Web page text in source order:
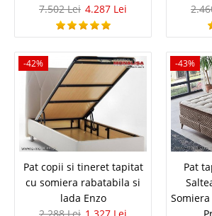
Lux
Pat tapitat Modern Shine Elegant de Lux cu Lada
optional saltea Pocket⭐ Piesa de rezistenta in
elegant de lux este patul. Un pat deosebit este
prima vedere. Shine este cu adevarat un..
7.502 Lei
Pret Redus 4.287
La Comanda
Vezi Detalii
7.502 Lei 4.287 Lei
-42%
Pat copii si tineret tapitat
cu somiera rabatabila si
lada Enzo
-43%
Pat